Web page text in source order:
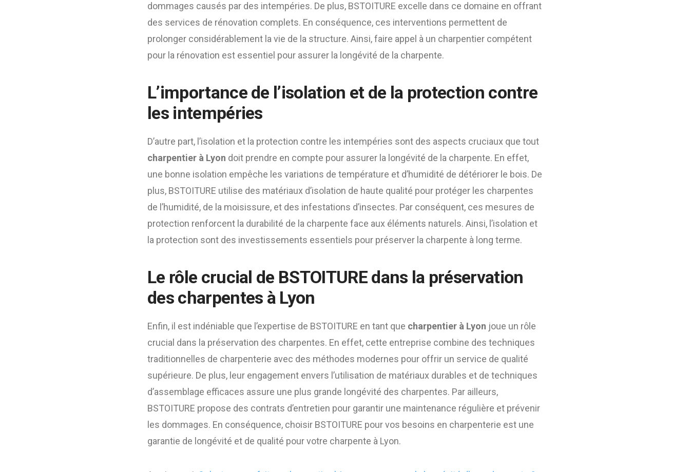
dommages causés par des intempéries. De plus, BSTOITURE excelle dans ce domaine en offrant
des services de rénovation complets. En conséquence, ces interventions permettent de
prolonger considérablement la vie de la structure. Ainsi, faire appel à un charpentier compétent
pour la rénovation est essentiel pour assurer la longévité de la charpente.
L’importance de l’isolation et de la protection contre
les intempéries
D’autre part, l’isolation et la protection contre les intempéries sont des aspects cruciaux que tout
charpentier à Lyon doit prendre en compte pour assurer la longévité de la charpente. En effet,
une bonne isolation empêche les variations de température et d’humidité de détériorer le bois. De
plus, BSTOITURE utilise des matériaux d’isolation de haute qualité pour protéger les charpentes
de l’humidité, de la moisissure, et des infestations d’insectes. Par conséquent, ces mesures de
protection renforcent la durabilité de la charpente face aux éléments naturels. Ainsi, l’isolation et
la protection sont des investissements essentiels pour préserver la charpente à long terme.
Le rôle crucial de BSTOITURE dans la préservation
des charpentes à Lyon
Enfin, il est indéniable que l’expertise de BSTOITURE en tant que charpentier à Lyon joue un rôle
crucial dans la préservation des charpentes. En effet, cette entreprise combine des techniques
traditionnelles de charpenterie avec des méthodes modernes pour offrir un service de qualité
supérieure. De plus, leur engagement envers l’utilisation de matériaux durables et de techniques
d’assemblage efficaces assure une plus grande longévité des charpentes. Par ailleurs,
BSTOITURE propose des contrats d’entretien pour garantir une maintenance régulière et prévenir
les dommages. En conséquence, choisir BSTOITURE pour vos besoins en charpenterie est une
garantie de longévité et de qualité pour votre charpente à Lyon.